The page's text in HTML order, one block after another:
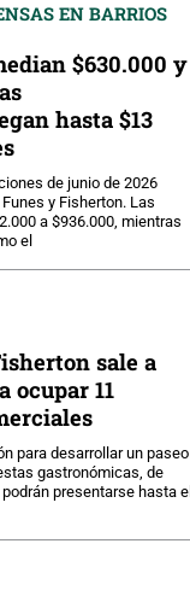
EN BARRIOS
$630.000 y
hasta $13
de junio de 2026
y Fisherton. Las
a $936.000, mientras
el
sale a
ocupar 11
para desarrollar un paseo
gastronómicas, de
presentarse hasta el